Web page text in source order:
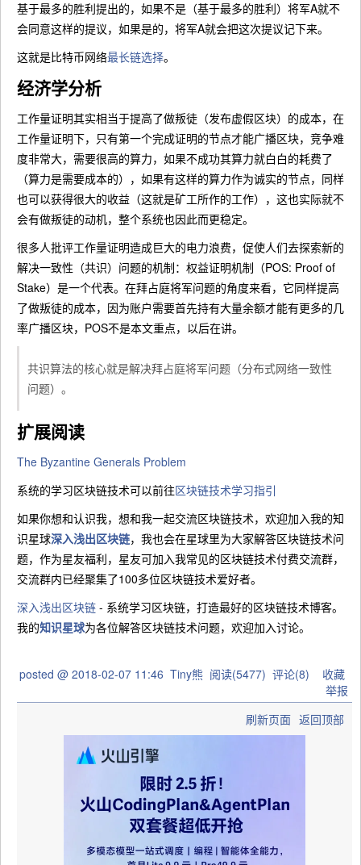
基于最多的胜利提出的，如果不是（基于最多的胜利）将军A就不
会同意这样的提议，如果是的，将军A就会把这次提议记下来。
这就是比特币网络最长链选择。
经济学分析
工作量证明其实相当于提高了做叛徒（发布虚假区块）的成本，在
工作量证明下，只有第一个完成证明的节点才能广播区块，竞争难
度非常大，需要很高的算力，如果不成功其算力就白白的耗费了
（算力是需要成本的），如果有这样的算力作为诚实的节点，同样
也可以获得很大的收益（这就是矿工所作的工作），这也实际就不
会有做叛徒的动机，整个系统也因此而更稳定。
很多人批评工作量证明造成巨大的电力浪费，促使人们去探索新的
解决一致性（共识）问题的机制：权益证明机制（POS: Proof of
Stake）是一个代表。在拜占庭将军问题的角度来看，它同样提高
了做叛徒的成本，因为账户需要首先持有大量余额才能有更多的几
率广播区块，POS不是本文重点，以后在讲。
共识算法的核心就是解决拜占庭将军问题（分布式网络一致性
问题）。
扩展阅读
The Byzantine Generals Problem
系统的学习区块链技术可以前往区块链技术学习指引
如果你想和认识我，想和我一起交流区块链技术，欢迎加入我的知
识星球深入浅出区块链，我也会在星球里为大家解答区块链技术问
题，作为星友福利，星友可加入我常见的区块链技术付费交流群，
交流群内已经聚集了100多位区块链技术爱好者。
深入浅出区块链 - 系统学习区块链，打造最好的区块链技术博客。
我的知识星球为各位解答区块链技术问题，欢迎加入讨论。
posted @ 2018-02-07 11:46 Tiny熊 阅读(5477) 评论(8) 收藏
举报
刷新页面 返回顶部